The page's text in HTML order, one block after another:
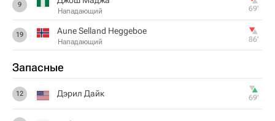
9
Нападающий 69‎’‎
19 Aune Selland Heggeboe
Нападающий 86‎’‎
Запасные
12 Дэрил Дайк 69‎’‎